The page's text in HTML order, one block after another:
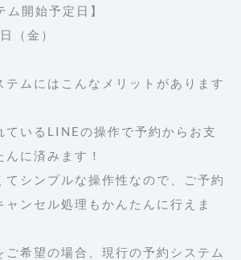
ム開始予定日】
（金）
テムにはこんなメリットがあります
ているLINEの操作で予約からお支
に済みます！
てシンプルな操作性なので、ご予約
ンセル処理もかんたんに行えま
ご希望の場合、現行の予約システム